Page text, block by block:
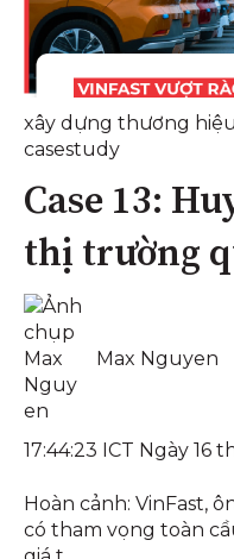
xây dựng thương hiệu
casestudy
Case 13:
thị trường
Max Nguyen
17:44:23 ICT Ngày 16
Hoàn cảnh: VinFast,
có tham vọng toàn